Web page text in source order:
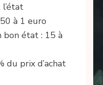
à 1 euro
bon état : 15 à
du prix d’achat